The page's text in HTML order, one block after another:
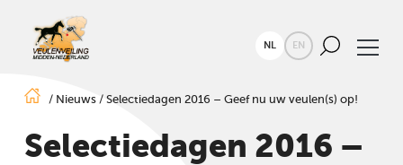
NL EN
/ Nieuws/ Selectiedagen 2016 – Geef nu uw veulen(s) op!
Selectiedagen 2016 –